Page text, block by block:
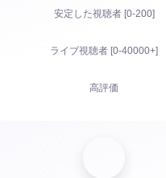
安定した視聴者 [0-200]
ライブ視聴者 [0-40000+]
高評価